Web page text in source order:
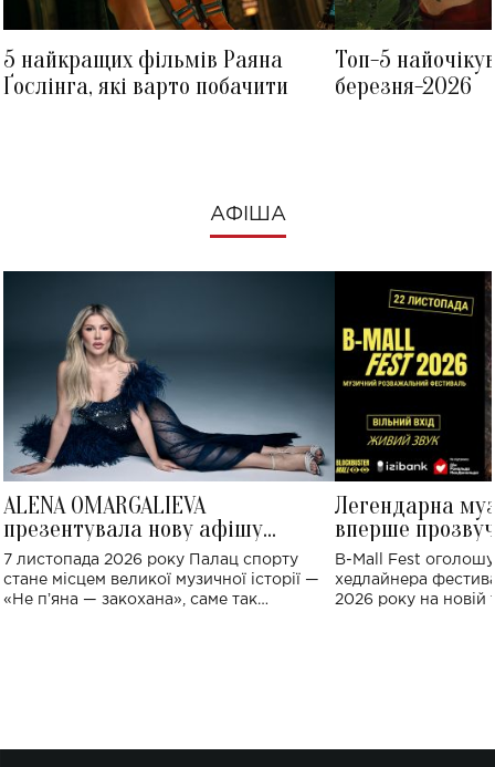
5 найкращих фільмів Раяна
Ґослінга, які варто побачити
Топ-5
березня-2026
АФІША
ALENA OMARGALIEVA
презентувала нову афішу
великого концерту в Палаці
спорту
7 листопада 2026 року Палац спорту
стане місцем великої музичної історії —
«Не пʼяна — закохана», саме так
Легендарна
вперше
Україні: де
B-Mall Fest
хедлайнера
2026 року на новій